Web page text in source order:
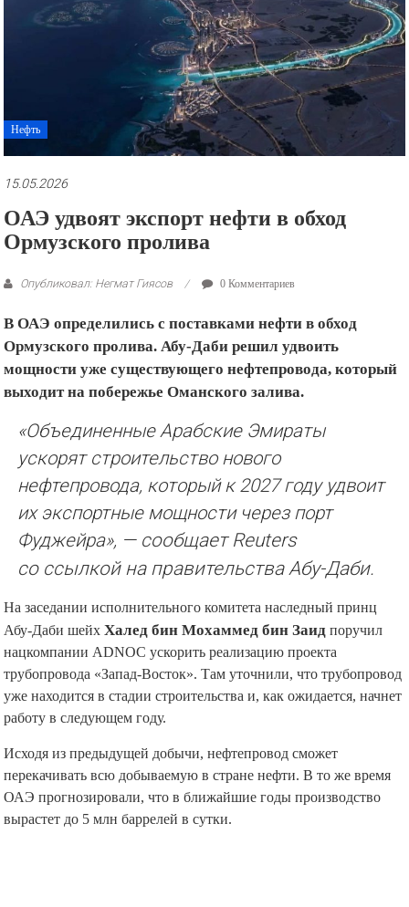
рекламные
Нефть
15.05.2026
ОАЭ удвоят экспорт нефти в обход
Ормузского пролива
Опубликовал: Негмат Гиясов 0 Комментариев
В ОАЭ определились с поставками нефти в обход
Ормузского пролива. Абу-Даби решил удвоить
мощности уже существующего нефтепровода, который
выходит на побережье Оманского залива.
«Объединенные Арабские Эмираты
ускорят строительство нового
нефтепровода, который к 2027 году удвоит
их экспортные мощности через порт
Фуджейра», — сообщает Reuters
со ссылкой на правительства Абу-Даби.
На заседании исполнительного комитета наследный принц
Абу-Даби шейхХалед бин Мохаммед бин Заид поручил
нацкомпании ADNOC ускорить реализацию проекта
трубопровода «Запад-Восток». Там уточнили, что трубопровод
уже находится в стадии строительства и, как ожидается, начнет
работу в следующем году.
Исходя из предыдущей добычи, нефтепровод сможет
перекачивать всю добываемую в стране нефти. В то же время
ОАЭ прогнозировали, что в ближайшие годы производство
вырастет до 5 млн баррелей в сутки.